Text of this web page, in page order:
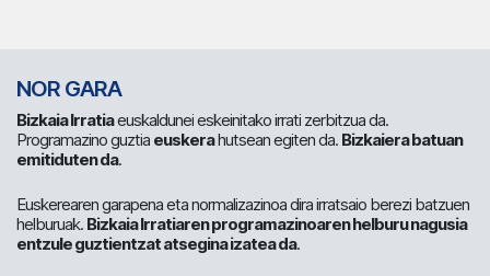
NOR GARA
Bizkaia Irratiaeuskaldunei eskeinitako irrati zerbitzua da.
Programazino guztia euskerahutsean egiten da. Bizkaiera batuan
emitiduten da.
Euskerearen garapena eta normalizazinoa dira irratsaio berezi batzuen
helburuak. Bizkaia Irratiaren programazinoaren helburu nagusia
entzule guztientzat atsegina izatea da.